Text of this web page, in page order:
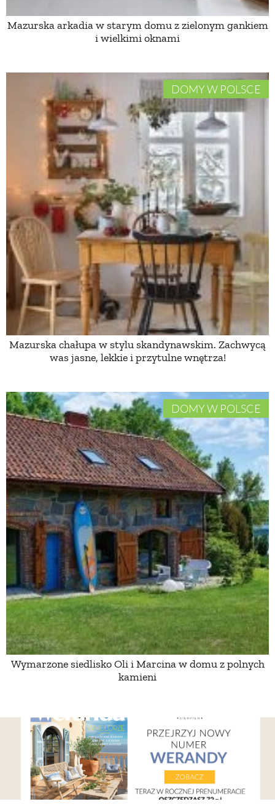
Mazurska arkadia w starym domu z zielonym gankiem
i wielkimi oknami
DOMY W POLSCE
Mazurska chałupa w stylu skandynawskim. Zachwycą
was jasne, lekkie i przytulne wnętrza!
DOMY W POLSCE
Wymarzone siedlisko Oli i Marcina w domu z polnych
kamieni